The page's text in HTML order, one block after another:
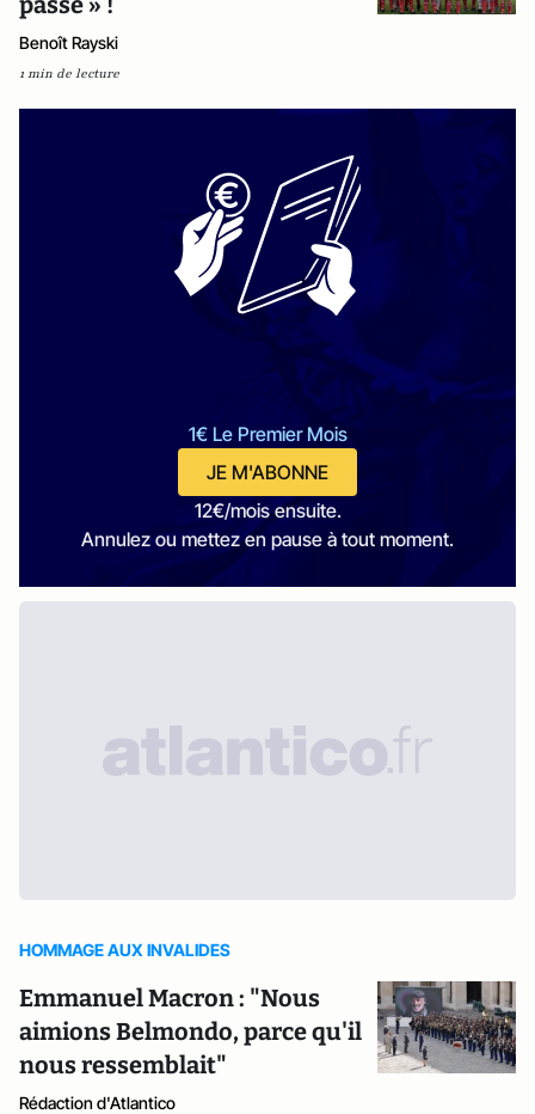
Benoît Rayski
1 min de lecture
1€ Le Premier Mois
JE M'ABONNE
12€/mois ensuite.
Annulez ou mettez en pause à tout moment.
HOMMAGE AUX INVALIDES
Emmanuel Macron : "Nous
aimions Belmondo, parce qu'il
nous ressemblait"
Rédaction d'Atlantico